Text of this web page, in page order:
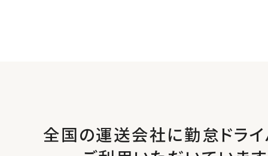
全国の運送会社に勤怠ドラ